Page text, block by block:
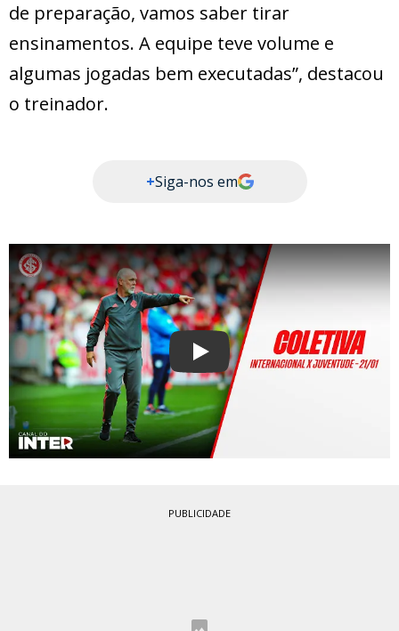
de preparação, vamos saber tirar
ensinamentos. A equipe teve volume e
algumas jogadas bem executadas”, destacou
o treinador.
+Siga-nos em
Play
PUBLICIDADE